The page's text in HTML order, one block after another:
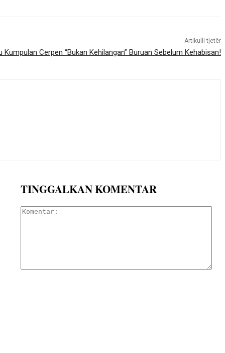
Artikulli tjetër
Kumpulan Cerpen “Bukan Kehilangan” Buruan Sebelum Kehabisan!
TINGGALKAN KOMENTAR